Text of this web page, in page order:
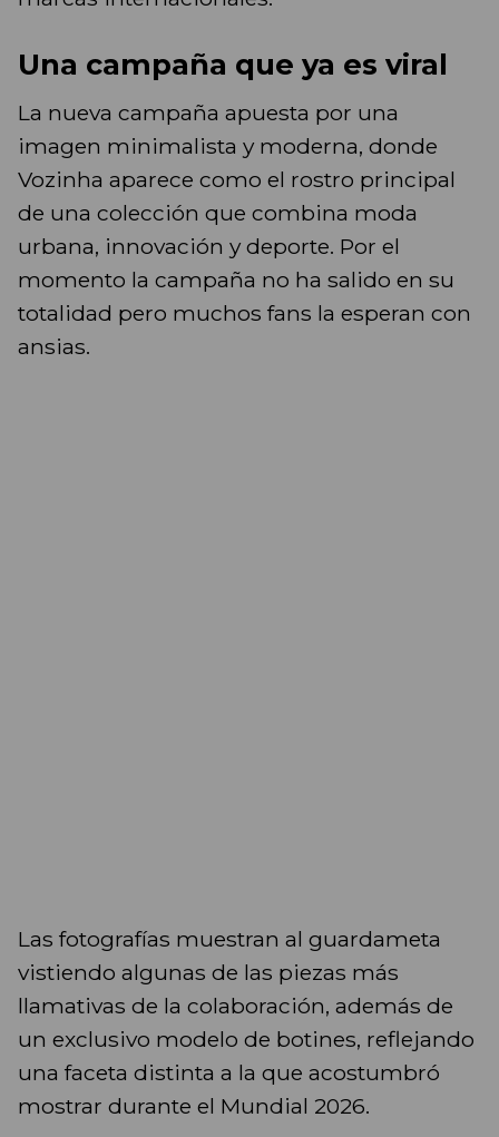
Una campaña que ya es viral
La nueva campaña apuesta por una
imagen minimalista y moderna, donde
Vozinha aparece como el rostro principal
de una colección que combina moda
urbana, innovación y deporte. Por el
momento la campaña no ha salido en su
totalidad pero muchos fans la esperan con
ansias.
Las fotografías muestran al guardameta
vistiendo algunas de las piezas más
llamativas de la colaboración, además de
un exclusivo modelo de botines, reflejando
una faceta distinta a la que acostumbró
mostrar durante el Mundial 2026.